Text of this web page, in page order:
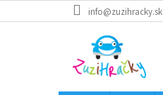
na
info@zuzihracky.sk